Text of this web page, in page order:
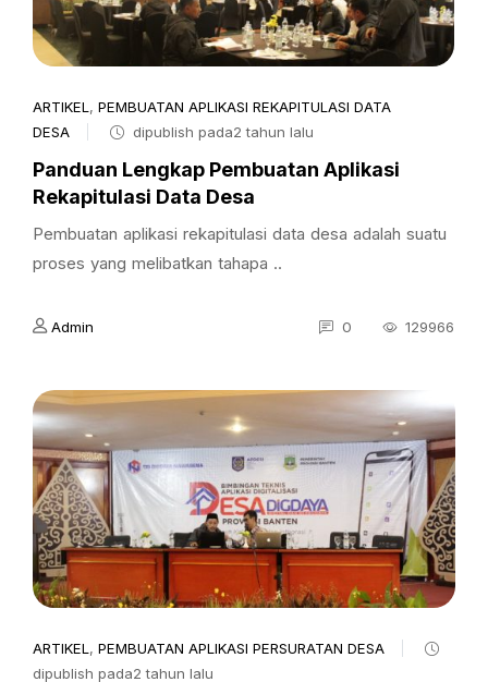
ARTIKEL , PEMBUATAN APLIKASI REKAPITULASI DATA
DESA
dipublish pada2 tahun lalu
Panduan Lengkap Pembuatan Aplikasi
Rekapitulasi Data Desa
Pembuatan aplikasi rekapitulasi data desa adalah suatu
proses yang melibatkan tahapa ..
Admin 0 129966
ARTIKEL , PEMBUATAN APLIKASI PERSURATAN DESA
dipublish pada2 tahun lalu